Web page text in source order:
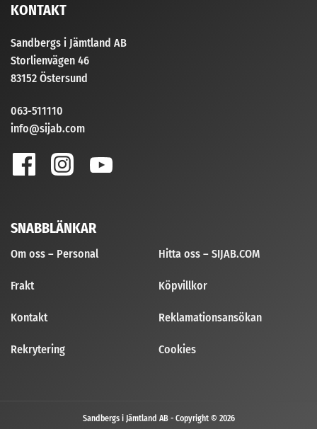
KONTAKT
Sandbergs i Jämtland AB
Storlienvägen 46
83152 Östersund
063-511110
info@sijab.com
SNABBLÄNKAR
Om oss – Personal
Frakt
Kontakt
Rekrytering
Hitta oss – SIJAB.COM
Köpvillkor
Reklamationsansökan
Cookies
Sandbergs i Jämtland AB - Copyright © 2026